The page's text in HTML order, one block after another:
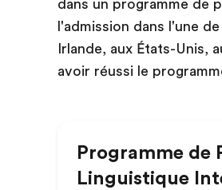
dans un programme de
l'admission dans l'une
Irlande, aux États-Unis,
avoir réussi le
Programme de
Linguistique